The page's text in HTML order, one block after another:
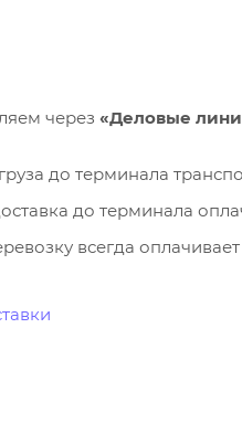
через «Деловые
до терминала
до терминала
всегда